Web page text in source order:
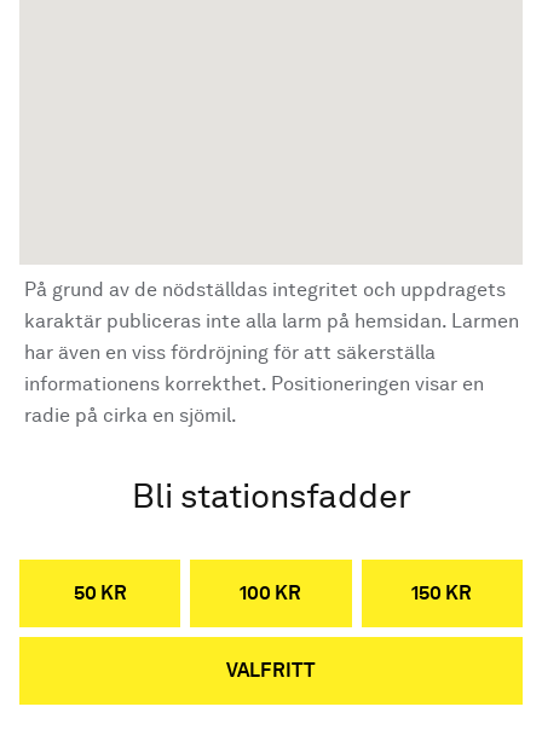
På grund av de nödställdas integritet och uppdragets
karaktär publiceras inte alla larm på hemsidan. Larmen
har även en viss fördröjning för att säkerställa
informationens korrekthet. Positioneringen visar en
radie på cirka en sjömil.
Bli stationsfadder
50 KR 100 KR 150 KR
VALFRITT